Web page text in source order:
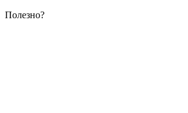
Полезно?